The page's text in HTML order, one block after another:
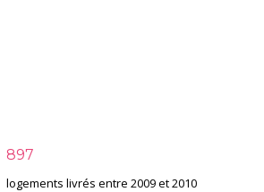
897
logements livrés entre 2009 et 2010